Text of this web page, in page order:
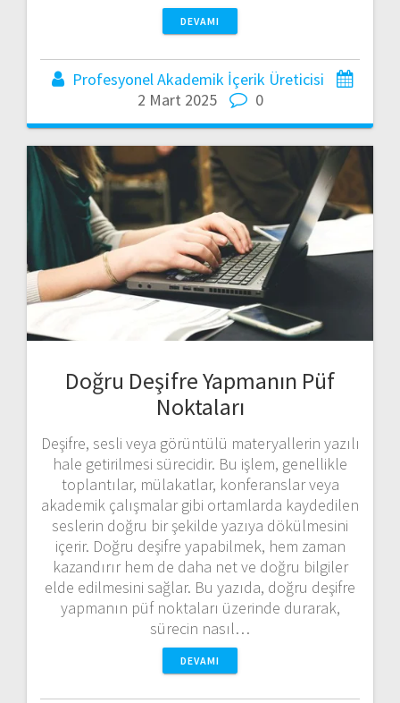
DEVAMI
Profesyonel Akademik İçerik Üreticisi
2 Mart 2025
0
Doğru Deşifre Yapmanın Püf
Noktaları
Deşifre, sesli veya görüntülü materyallerin yazılı
hale getirilmesi sürecidir. Bu işlem, genellikle
toplantılar, mülakatlar, konferanslar veya
akademik çalışmalar gibi ortamlarda kaydedilen
seslerin doğru bir şekilde yazıya dökülmesini
içerir. Doğru deşifre yapabilmek, hem zaman
kazandırır hem de daha net ve doğru bilgiler
elde edilmesini sağlar. Bu yazıda, doğru deşifre
yapmanın püf noktaları üzerinde durarak,
sürecin nasıl…
DEVAMI